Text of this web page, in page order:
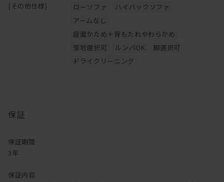
[その他仕様]
ローソファ
ハイバックソファ
アームなし
座面かため＋背もたれやわらかめ
張地選択可
ルンバOK
脚選択可
ドライクリーニング
保証
保証期間
3年
保証内容